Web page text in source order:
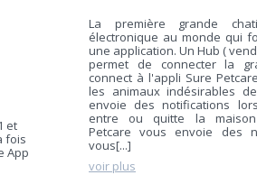
et
fois
App
La première grande
électronique au monde qui
une application. Un Hub (
permet de connecter la
connect à l'appli Sure
les animaux indésirables
envoie des notifications
entre ou quitte la
Petcare vous envoie des
vous[...]
voir plus